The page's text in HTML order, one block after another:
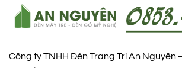
Công ty TNHH Đèn Trang Trí An Nguyên